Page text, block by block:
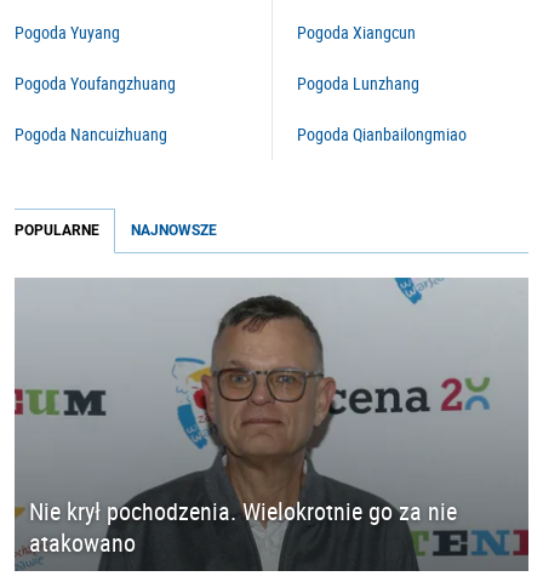
Pogoda Yuyang
Pogoda Youfangzhuang
Pogoda Nancuizhuang
Pogoda Xiangcun
Pogoda Lunzhang
Pogoda Qianbailongmiao
POPULARNE NAJNOWSZE
Nie krył pochodzenia. Wielokrotnie go za nie
atakowano